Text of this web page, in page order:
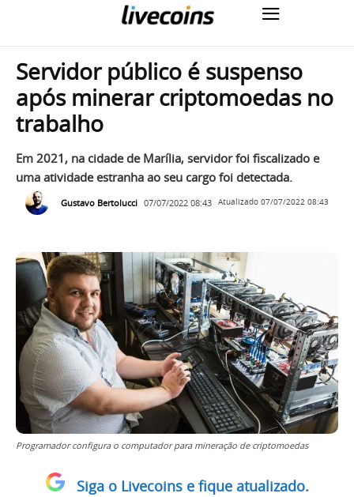
Servidor público é suspenso
após minerar criptomoedas no
trabalho
Em 2021, na cidade de Marília, servidor foi fiscalizado e
uma atividade estranha ao seu cargo foi detectada.
Gustavo Bertolucci 07/07/2022 08:43 Atualizado 07/07/2022 08:43
Programador configura o computador para mineração de criptomoedas
Siga o Livecoins e fique atualizado.